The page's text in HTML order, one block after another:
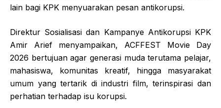
lain bagi KPK menyuarakan pesan antikorupsi.
Direktur Sosialisasi dan Kampanye Antikorupsi KPK
Amir Arief menyampaikan, ACFFEST Movie Day
2026 bertujuan agar generasi muda terutama pelajar,
mahasiswa, komunitas kreatif, hingga masyarakat
umum yang tertarik di industri film, terinspirasi dan
perhatian terhadap isu korupsi.